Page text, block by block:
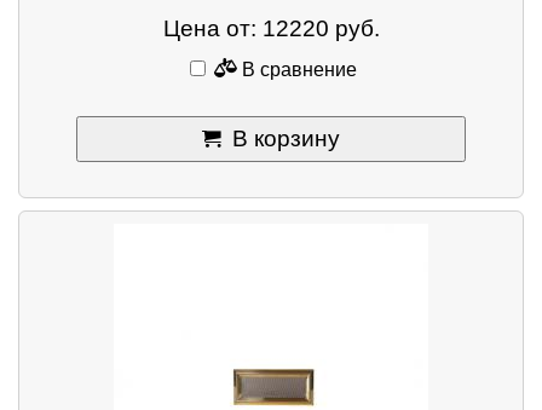
Цена от: 12220 руб.
В сравнение
В корзину